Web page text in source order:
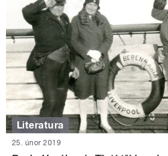
Literatura
25. únor 2019